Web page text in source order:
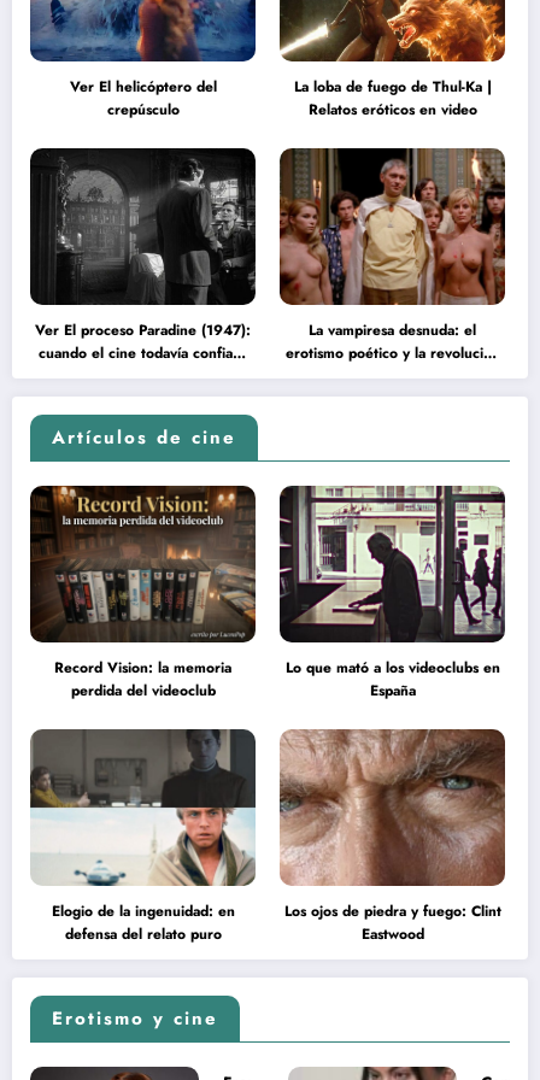
Ver El helicóptero del
crepúsculo
La loba de fuego de Thul-Ka |
Relatos eróticos en video
Ver El proceso Paradine (1947):
cuando el cine todavía confiaba
en la inteligencia del espectador
La vampiresa desnuda: el
erotismo poético y la revolución
psicodélica de Jean Rollin
Artículos de cine
Record Vision: la memoria
perdida del videoclub
Lo que mató a los videoclubs en
España
Elogio de la ingenuidad: en
defensa del relato puro
Los ojos de piedra y fuego: Clint
Eastwood
Erotismo y cine